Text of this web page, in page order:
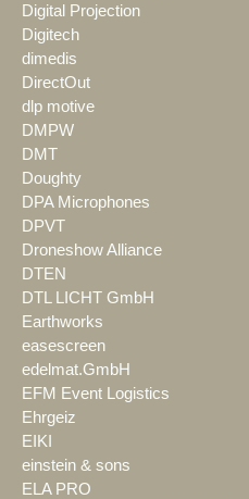
Digital Projection
Digitech
dimedis
DirectOut
dlp motive
DMPW
DMT
Doughty
DPA Microphones
DPVT
Droneshow Alliance
DTEN
DTL LICHT GmbH
Earthworks
easescreen
edelmat.GmbH
EFM Event Logistics
Ehrgeiz
EIKI
einstein & sons
ELA PRO